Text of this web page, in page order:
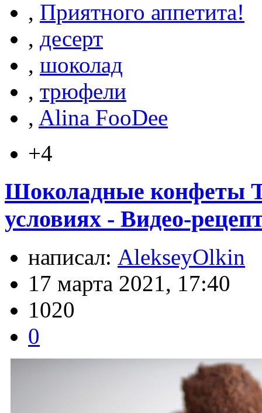
, Приятного аппетита!
, десерт
, шоколад
, трюфели
, Alina FooDee
+4
Шоколадные конфеты
условиях - Видео-
написал: AlekseyOlkin
17 марта 2021, 17:40
1020
0